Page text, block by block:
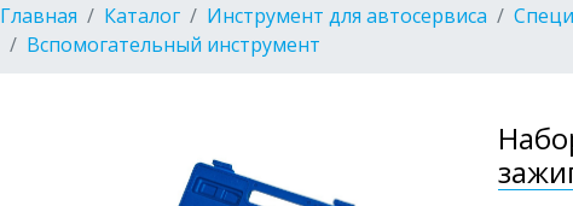
Главная Каталог Инструмент для автосервиса
Вспомогательный инструмент